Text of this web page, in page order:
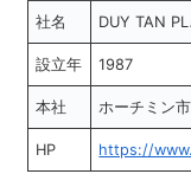
社名 DUY TAN
設立年 1987
本社 ホーチミン市
HP https://